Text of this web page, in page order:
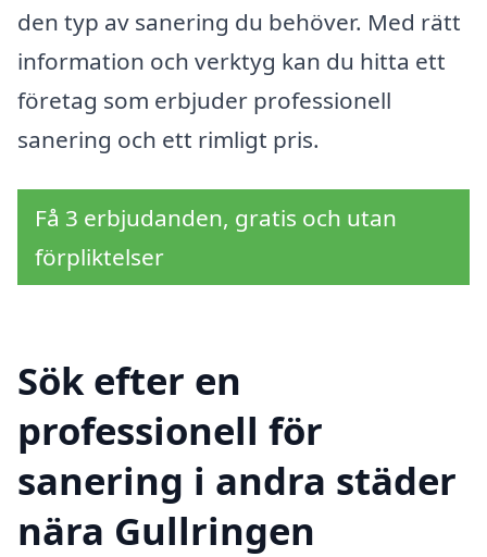
den typ av sanering du behöver. Med rätt
information och verktyg kan du hitta ett
företag som erbjuder professionell
sanering och ett rimligt pris.
Få 3 erbjudanden, gratis och utan
förpliktelser
Sök efter en
professionell för
sanering i andra städer
nära Gullringen